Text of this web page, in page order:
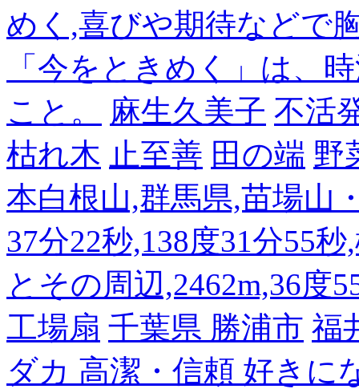
めく,喜びや期待などで
「今をときめく」は、
こと。
麻生久美子 不活
枯れ木 止至善 田の端 野
本白根山,群馬県,苗場山
37分22秒,138度31分55秒
とその周辺,2462m,36度
工場扇 千葉県 勝浦市 福
ダカ 高潔・信頼 好きに